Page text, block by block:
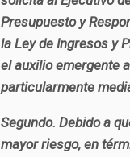
Presupuesto y
la Ley de Ingresos y
el auxilio emergente
particularmente
Segundo. Debido a
mayor riesgo, en